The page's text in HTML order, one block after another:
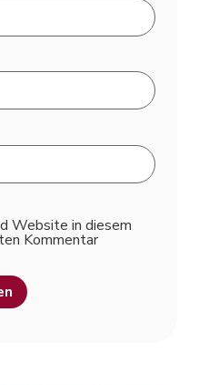
Website in diesem
Kommentar